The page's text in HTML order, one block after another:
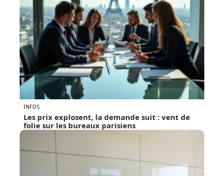
INFOS
Les prix explosent, la demande suit : vent de
folie sur les bureaux parisiens